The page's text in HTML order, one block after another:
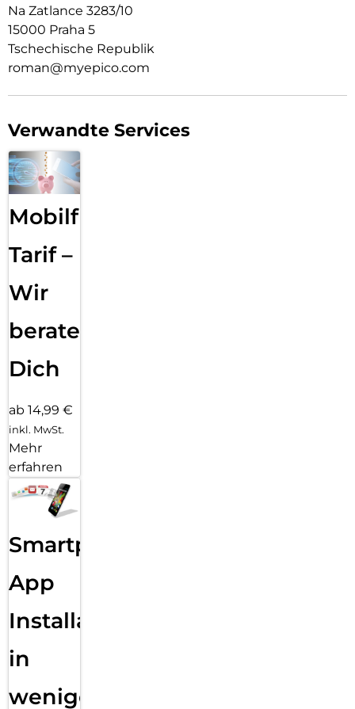
Na Zatlance 3283/10
15000 Praha 5
Tschechische Republik
roman@myepico.com
Verwandte Services
Mobilfunk
Tarif –
Wir
beraten
Dich
ab 14,99 €
inkl. MwSt.
Mehr
erfahren
Smartphone
App
Installation
in
wenigen